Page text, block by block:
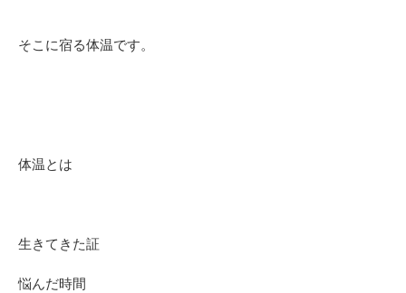
そこに宿る体温です。
体温とは
生きてきた証
悩んだ時間